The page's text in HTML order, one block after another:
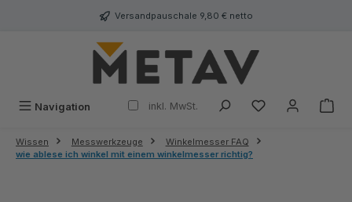
Versandpauschale 9,80 € netto
Navigation inkl. MwSt.
Wissen Messwerkzeuge
Winkelmesser FAQ
wie ablese ich winkel mit einem winkelmesser richtig?